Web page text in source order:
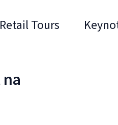
Retail Tours